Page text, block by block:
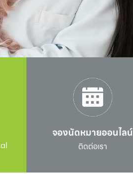
จองนัดหมายออนไลน์
ติดต่อเรา